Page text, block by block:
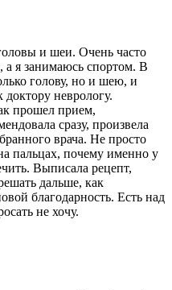
и шеи. Очень часто
а я занимаюсь спортом. В
голову, но и шею, и
неврологу.
прошел прием,
сразу, произвела
врача. Не просто
пальцах, почему именно у
Выписала рецепт,
дальше, как
благодарность. Есть над
не хочу.